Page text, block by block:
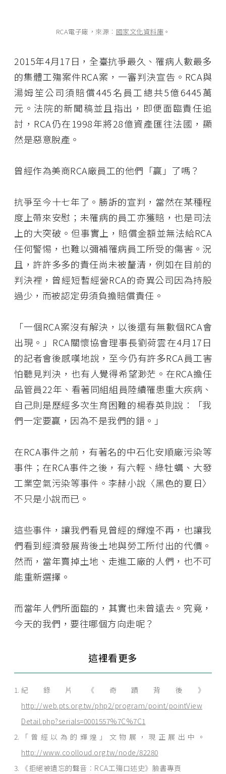
RCA電子廠，來源︰ 國家文化資料庫 。
2015年4月17日，全臺抗爭最久、罹病人數最多
的集體工殤案件RCA案，一審判決宣告。RCA與
湯姆笙公司須賠償445名員工總共5億6445萬
元。法院的新聞稿並且指出，即便面臨責任追
討，RCA仍在1998年將28億資產匯往法國，顯
然是惡意脫產。
曾經作為美商RCA廠員工的他們「贏」了嗎？
抗爭至今十七年了。勝訴的宣判，當然在某種程
度上帶來安慰；未罹病的員工亦獲賠，也是司法
上的大突破。但事實上，賠償金額並無法給RCA
任何警惕，也難以彌補罹病員工所受的傷害。況
且，許許多多的責任尚未被釐清，例如在目前的
判決裡，曾經短暫經營RCA的奇異公司因為持股
過少，而被認定毋須負擔賠償責任。
「一個RCA案沒有解決，以後還有無數個RCA會
出現。」RCA關懷協會理事長劉荷雲在4月17日
的記者會後感嘆地說，至今仍有許多RCA員工害
怕聽見判決，也有人覺得希望渺茫。在RCA擔任
品管員22年、看著同組組員陸續罹患重大疾病、
自己則是歷經多次生育困難的楊春英則說︰「我
們一定要贏，因為不是我們的錯。」
在RCA事件之前，有著名的中石化安順廠污染等
事件；在RCA事件之後，有六輕、綠牡蠣、大發
工業空氣污染等事件。李赫小說〈黑色的夏日〉
不只是小說而已。
這些事件，讓我們看見曾經的輝煌不再，也讓我
們看到經濟發展背後土地與勞工所付出的代價。
然而，當年賣掉土地、走進工廠的人們，也不可
能重新選擇。
而當年人們所面臨的，其實也未曾遠去。究竟，
今天的我們，要往哪個方向走呢？
這裡看更多
紀錄片《奇蹟背後》
http://web.pts.org.tw/php2/program/point/pointView
Detail.php?serials=0001557%7C%7C1
「曾經以為的輝煌」文物展，現正展出中。
http://www.coolloud.org.tw/node/82280
《拒絕被遺忘的聲音︰RCA工殤口述史》臉書專頁